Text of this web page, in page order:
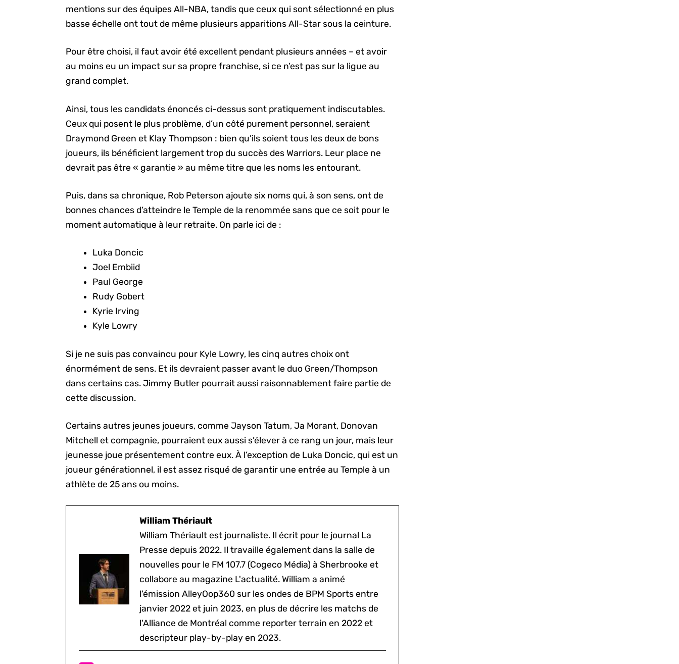
mentions sur des équipes All-NBA, tandis que ceux qui sont sélectionné en plus
basse échelle ont tout de même plusieurs apparitions All-Star sous la ceinture.
Pour être choisi, il faut avoir été excellent pendant plusieurs années – et avoir
au moins eu un impact sur sa propre franchise, si ce n’est pas sur la ligue au
grand complet.
Ainsi, tous les candidats énoncés ci-dessus sont pratiquement indiscutables.
Ceux qui posent le plus problème, d’un côté purement personnel, seraient
Draymond Green et Klay Thompson : bien qu’ils soient tous les deux de bons
joueurs, ils bénéficient largement trop du succès des Warriors. Leur place ne
devrait pas être « garantie » au même titre que les noms les entourant.
Puis, dans sa chronique, Rob Peterson ajoute six noms qui, à son sens, ont de
bonnes chances d’atteindre le Temple de la renommée sans que ce soit pour le
moment automatique à leur retraite. On parle ici de :
Luka Doncic
Joel Embiid
Paul George
Rudy Gobert
Kyrie Irving
Kyle Lowry
Si je ne suis pas convaincu pour Kyle Lowry, les cinq autres choix ont
énormément de sens. Et ils devraient passer avant le duo Green/Thompson
dans certains cas. Jimmy Butler pourrait aussi raisonnablement faire partie de
cette discussion.
Certains autres jeunes joueurs, comme Jayson Tatum, Ja Morant, Donovan
Mitchell et compagnie, pourraient eux aussi s’élever à ce rang un jour, mais leur
jeunesse joue présentement contre eux. À l’exception de Luka Doncic, qui est un
joueur générationnel, il est assez risqué de garantir une entrée au Temple à un
athlète de 25 ans ou moins.
William Thériault
William Thériault est journaliste. Il écrit pour le journal La
Presse depuis 2022. Il travaille également dans la salle de
nouvelles pour le FM 107.7 (Cogeco Média) à Sherbrooke et
collabore au magazine L'actualité. William a animé
l'émission AlleyOop360 sur les ondes de BPM Sports entre
janvier 2022 et juin 2023, en plus de décrire les matchs de
l'Alliance de Montréal comme reporter terrain en 2022 et
descripteur play-by-play en 2023.